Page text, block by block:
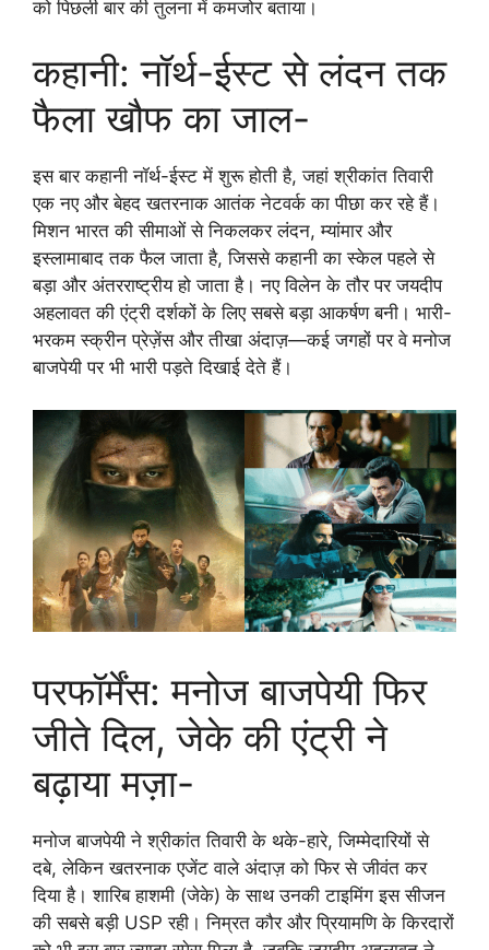
को पिछली बार की तुलना में कमजोर बताया।
कहानी: नॉर्थ-ईस्ट से लंदन तक
फैला खौफ का जाल-
इस बार कहानी नॉर्थ-ईस्ट में शुरू होती है, जहां श्रीकांत तिवारी
एक नए और बेहद खतरनाक आतंक नेटवर्क का पीछा कर रहे हैं।
मिशन भारत की सीमाओं से निकलकर लंदन, म्यांमार और
इस्लामाबाद तक फैल जाता है, जिससे कहानी का स्केल पहले से
बड़ा और अंतरराष्ट्रीय हो जाता है। नए विलेन के तौर पर जयदीप
अहलावत की एंट्री दर्शकों के लिए सबसे बड़ा आकर्षण बनी। भारी-
भरकम स्क्रीन प्रेज़ेंस और तीखा अंदाज़—कई जगहों पर वे मनोज
बाजपेयी पर भी भारी पड़ते दिखाई देते हैं।
परफॉर्मेंस: मनोज बाजपेयी फिर
जीते दिल, जेके की एंट्री ने
बढ़ाया मज़ा-
मनोज बाजपेयी ने श्रीकांत तिवारी के थके-हारे, जिम्मेदारियों से
दबे, लेकिन खतरनाक एजेंट वाले अंदाज़ को फिर से जीवंत कर
दिया है। शारिब हाशमी (जेके) के साथ उनकी टाइमिंग इस सीजन
की सबसे बड़ी USP रही। निम्रत कौर और प्रियामणि के किरदारों